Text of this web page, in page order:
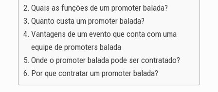
Quais as funções de um promoter balada?
Quanto custa um promoter balada?
Vantagens de um evento que conta com uma
equipe de promoters balada
Onde o promoter balada pode ser contratado?
Por que contratar um promoter balada?